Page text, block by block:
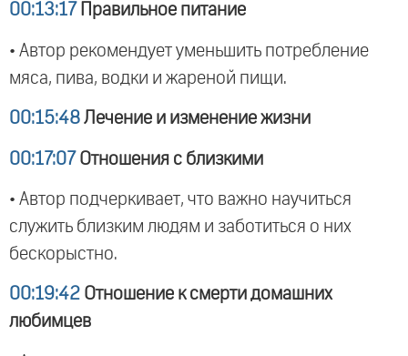
00:13:17 Правильное питание
• Автор рекомендует уменьшить потребление
мяса, пива, водки и жареной пищи.
00:15:48 Лечение и изменение жизни
00:17:07 Отношения с близкими
• Автор подчеркивает, что важно научиться
служить близким людям и заботиться о них
бескорыстно.
00:19:42 Отношение к смерти домашних
любимцев